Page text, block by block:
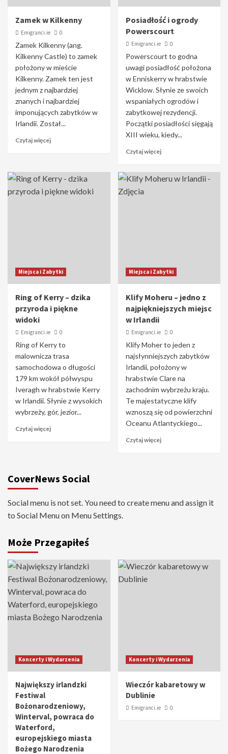
Zamek w Kilkenny
Emigranci.ie 0
Zamek Kilkenny (ang.
Kilkenny Castle) to zamek
położony w mieście
Kilkenny. Zamek ten jest
jednym z najbardziej
znanych i najbardziej
imponujących zabytków w
Irlandii. Został...
Czytaj więcej
Posiadłość i ogrody
Powerscourt
Emigranci.ie 0
Powerscourt to godna
uwagi posiadłość położona
w Enniskerry w hrabstwie
Wicklow. Słynie ze swoich
wspaniałych ogrodów i
zabytkowej rezydencji.
Początki posiadłości sięgają
XIII wieku, kiedy...
Czytaj więcej
Miejsca i Zabytki
Ring of Kerry – dzika
przyroda i piękne
widoki
Emigranci.ie 0
Ring of Kerry to
malownicza trasa
samochodowa o długości
179 km wokół półwyspu
Iveragh w hrabstwie Kerry
w Irlandii. Słynie z wysokich
wybrzeży, gór, jezior...
Czytaj więcej
Miejsca i Zabytki
Klify Moheru – jedno z
najpiękniejszych miejsc
w Irlandii
Emigranci.ie 0
Klify Moher to jeden z
najsłynniejszych zabytków
Irlandii, położony w
hrabstwie Clare na
zachodnim wybrzeżu kraju.
Te majestatyczne klify
wznoszą się od powierzchni
Oceanu Atlantyckiego...
Czytaj więcej
CoverNews Social
Social menu is not set. You need to create menu and assign it
to Social Menu on Menu Settings.
Może Przegapiłeś
Koncerty i Wydarzenia
Największy irlandzki
Festiwal
Bożonarodzeniowy,
Winterval, powraca do
Waterford,
europejskiego miasta
Bożego Narodzenia
Koncerty i Wydarzenia
Wieczór kabaretowy w
Dublinie
Emigranci.ie 0